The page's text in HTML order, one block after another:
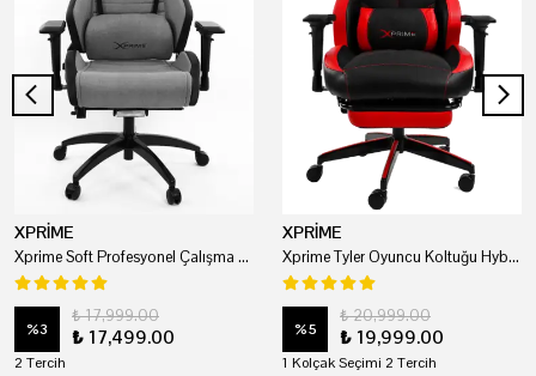
XPRİME
Xprime Soft Profesyonel Çalışma Ve Oyuncu Koltuğu
%3
₺ 17,999.00
₺ 17,499.00
2 Tercih
XPRİME
Xprime Tyler Oyuncu Koltuğu Hybrid Kumaş Kırmızı
%5
₺ 20,999.00
₺ 19,999.00
1 Kolçak Seçimi 2 Tercih